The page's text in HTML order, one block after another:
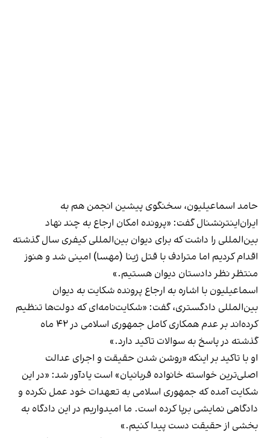
حامد اسماعیلیون، سخنگوی پیشین انجمن هم به
ایران‌اینترنشنال گفت: «پرونده امکان ارجاع به چند نهاد
بین‌المللی را داشت که برای دیوان بین‌المللی کیفری سال گذشته
اقدام کردیم اما مترادف با قتل ژینا (مهسا) امینی شد و هنوز
منتظر نظر دادستان دیوان هستیم.»
اسماعیلیون با اشاره به ارجاع پرونده شکایت به دیوان
بین‌المللی دادگستری، گفت: «شکایت‌نامه‌ای که دولت‌ها تنظیم
کرده‌اند بر عدم همکاری کامل جمهوری اسلامی در ۴۲ ماه
گذشته در پاسخ به سوالات تاکید دارد.»
او با تاکید بر اینکه «روشن شدن حقیقت و اجرای عدالت
اصلی‌ترین خواسته خانواده قربانیان» است یادآور شد: «در این
شکایت آمده که جمهوری اسلامی به تعهدات خود عمل نکرده و
دادگاهی نمایشی برپا کرده است. ما امیدواریم در این دادگاه به
بخشی از حقیقت دست پیدا کنیم.»